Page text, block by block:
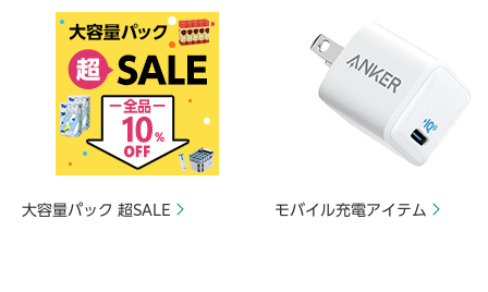
大容量パック 超SALE モバイル充電アイテム